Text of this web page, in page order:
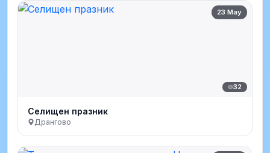
23 May
32
Селищен празник
Дрангово